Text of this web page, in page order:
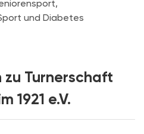
und Diabetes
Turnerschaft
1921 e.V.